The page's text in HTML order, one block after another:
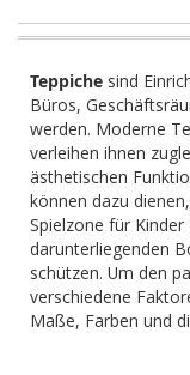
Teppiche sind
Büros,
werden. Moderne
verleihen ihnen
ästhetischen
können dazu
Spielzone für
darunterliegenden
schützen. Um den
verschiedene
Maße, Farben und